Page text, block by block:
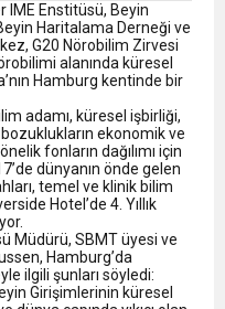
IME Enstitüsü, Beyin
Haritalama Derneği ve
G20 Nörobilim Zirvesi
alanında küresel
Hamburg kentinde bir
adamı, küresel işbirliği,
ekonomik ve
fonların dağılımı için
dünyanın önde gelen
temel ve klinik bilim
Hotel’de 4. Yıllık
Müdürü, SBMT üyesi ve
Hamburg’da
ilgili şunları söyledi:
Girişimlerinin küresel